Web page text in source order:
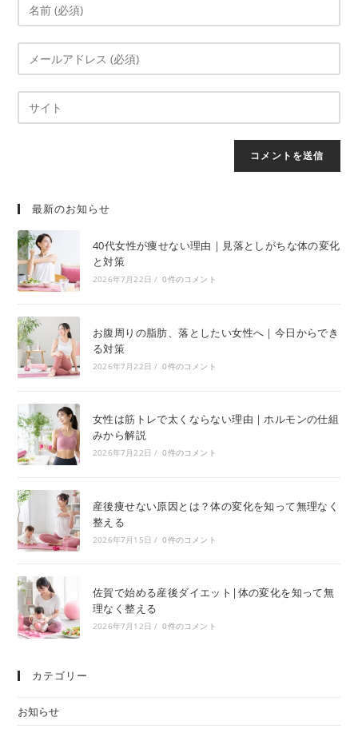
最新のお知らせ
40代女性が痩せない理由｜見落としがちな体の変化
と対策
2026年7月22日 / 0件のコメント
お腹周りの脂肪、落としたい女性へ｜今日からでき
る対策
2026年7月22日 / 0件のコメント
女性は筋トレで太くならない理由｜ホルモンの仕組
みから解説
2026年7月22日 / 0件のコメント
産後痩せない原因とは？体の変化を知って無理なく
整える
2026年7月15日 / 0件のコメント
佐賀で始める産後ダイエット|体の変化を知って無
理なく整える
2026年7月12日 / 0件のコメント
カテゴリー
お知らせ